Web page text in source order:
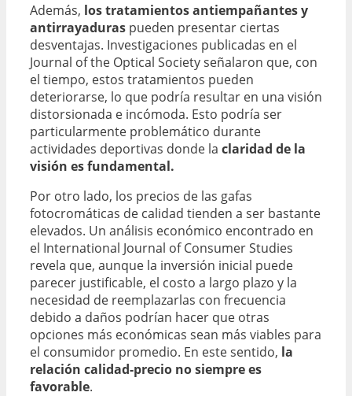
Además, los tratamientos antiempañantes y
antirrayaduras pueden presentar ciertas
desventajas. Investigaciones publicadas en el
Journal of the Optical Society señalaron que, con
el tiempo, estos tratamientos pueden
deteriorarse, lo que podría resultar en una visión
distorsionada e incómoda. Esto podría ser
particularmente problemático durante
actividades deportivas donde la claridad de la
visión es fundamental.
Por otro lado, los precios de las gafas
fotocromáticas de calidad tienden a ser bastante
elevados. Un análisis económico encontrado en
el International Journal of Consumer Studies
revela que, aunque la inversión inicial puede
parecer justificable, el costo a largo plazo y la
necesidad de reemplazarlas con frecuencia
debido a daños podrían hacer que otras
opciones más económicas sean más viables para
el consumidor promedio. En este sentido, la
relación calidad-precio no siempre es
favorable.